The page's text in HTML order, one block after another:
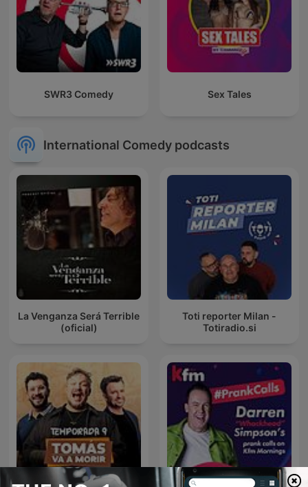
SWR3 Comedy Sex Tales
International Comedy podcasts
La Venganza Será Terrible
(oficial)
Toti reporter Milan -
Totiradio.si